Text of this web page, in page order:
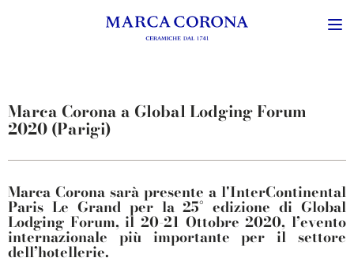
Marca Corona a Global Lodging Forum
2020 (Parigi)
Marca Corona sarà presente a l'InterContinental
Paris Le Grand per la 25° edizione di Global
Lodging Forum, il 20-21 Ottobre 2020, l’evento
internazionale più importante per il settore
dell’hotellerie.